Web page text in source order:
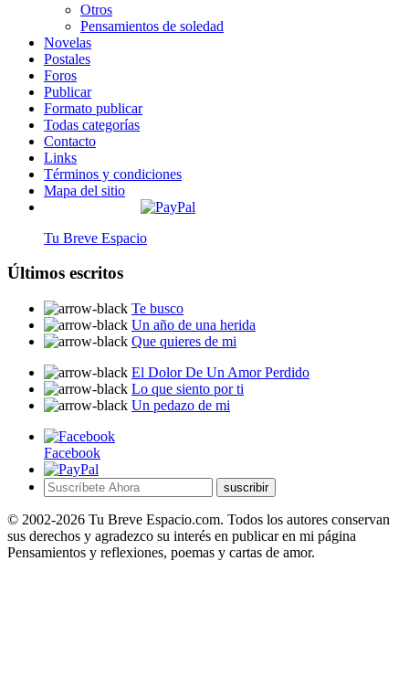
Otros
Pensamientos de soledad
Novelas
Postales
Foros
Publicar
Formato publicar
Todas categorías
Contacto
Links
Términos y condiciones
Mapa del sitio
Tu Breve Espacio
Últimos escritos
Te busco
Un año de una herida
Que quieres de mi
El Dolor De Un Amor Perdido
Lo que siento por ti
Un pedazo de mi
Facebook
suscribir
© 2002-2026 Tu Breve Espacio.com. Todos los autores conservan
sus derechos y agradezco su interés en publicar en mi página
Pensamientos y reflexiones, poemas y cartas de amor.